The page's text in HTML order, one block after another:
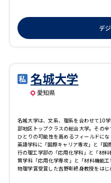
デ
名城大学
愛知県
名城大学は、文系、理系を合わせて10
部地区トップクラスの総合大学。その
ひとりの可能性を高めるフィールドに
英語学科に「国際キャリア専攻」と「
行の理工学部の「応用化学科」と「材
質学科「応用化学専攻」と「材料機能
物理学賞受賞した吉野彰終身教授をはじ
に行われています。また、入学時から